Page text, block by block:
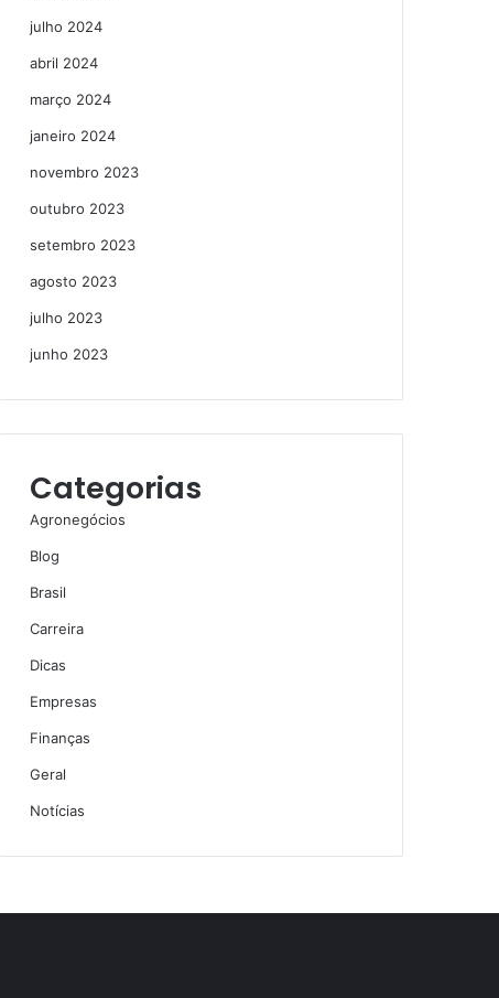
julho 2024
abril 2024
março 2024
janeiro 2024
novembro 2023
outubro 2023
setembro 2023
agosto 2023
julho 2023
junho 2023
Categorias
Agronegócios
Blog
Brasil
Carreira
Dicas
Empresas
Finanças
Geral
Notícias